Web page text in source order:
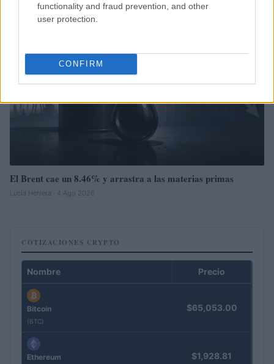
functionality and fraud prevention, and other
user protection.
CONFIRM
NEWS
El Brent cae un 8.46% y arrastra a las materias primas
Lucía Herrera · 4 Ago 2026
COTIZACIONES CRYPTO
Nombre Precio
Bitcoin
(BTC)
$65,053.00
Ethereum $1,928.81